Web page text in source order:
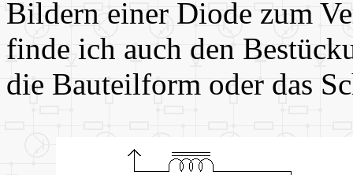
Bildern einer Diode zum
finde ich auch den
die Bauteilform oder das